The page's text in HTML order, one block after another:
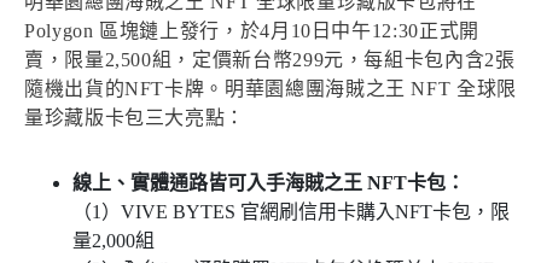
Polygon 區塊鏈上發行，於4月10日中午12:30正式開
賣，限量2,500組，定價新台幣299元，每組卡包內含2張
隨機出貨的NFT卡牌。明華園總團海賊之王 NFT 全球限
量珍藏版卡包三大亮點：
線上、實體通路皆可入手海賊之王 NFT卡包：
（1）VIVE BYTES 官網刷信用卡購入NFT卡包，限
量2,000組